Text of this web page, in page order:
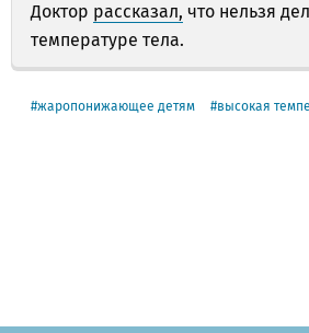
Доктор рассказал, что нельзя
температуре тела.
жаропонижающее детям высокая